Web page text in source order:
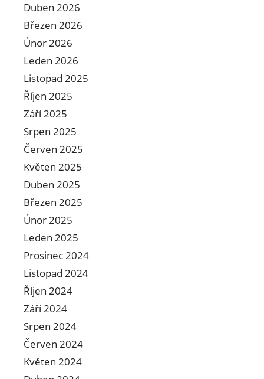
Duben 2026
Březen 2026
Únor 2026
Leden 2026
Listopad 2025
Říjen 2025
Září 2025
Srpen 2025
Červen 2025
Květen 2025
Duben 2025
Březen 2025
Únor 2025
Leden 2025
Prosinec 2024
Listopad 2024
Říjen 2024
Září 2024
Srpen 2024
Červen 2024
Květen 2024